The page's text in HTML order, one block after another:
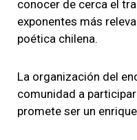
conocer de cerca el
exponentes más
poética chilena.
La organización del
comunidad a
promete ser un